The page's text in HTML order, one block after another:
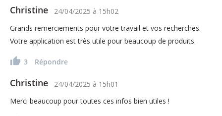
Christine 24/04/2025 à 15h02
Grands remerciements pour votre travail et vos recherches.
Votre application est très utile pour beaucoup de produits.
3 Répondre
Christine 24/04/2025 à 15h01
Merci beaucoup pour toutes ces infos bien utiles !